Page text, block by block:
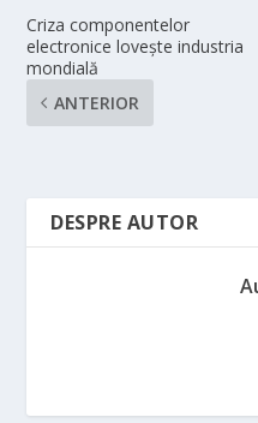
Criza componentelor
electronice lovește industria
mondială
ANTERIOR
DESPRE AUTOR